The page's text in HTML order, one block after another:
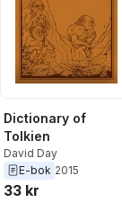
Dictionary of
Tolkien
David Day
E-bok 2015
33 kr